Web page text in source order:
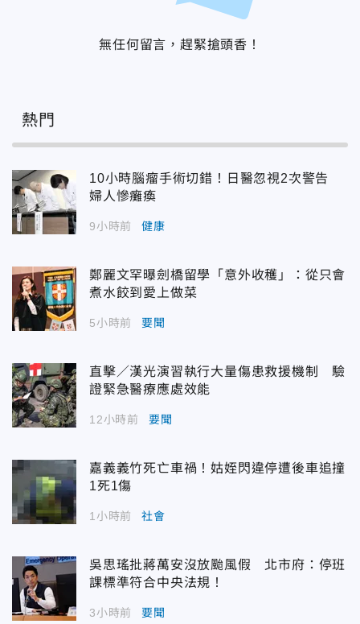
無任何留言，趕緊搶頭香！
熱門
10小時腦瘤手術切錯！日醫忽視2次警告
婦人慘癱瘓
9小時前 健康
鄭麗文罕曝劍橋留學「意外收穫」：從只會
煮水餃到愛上做菜
5小時前 要聞
直擊／漢光演習執行大量傷患救援機制 驗
證緊急醫療應處效能
12小時前 要聞
嘉義義竹死亡車禍！姑姪閃違停遭後車追撞
1死1傷
1小時前 社會
吳思瑤批蔣萬安沒放颱風假 北市府：停班
課標準符合中央法規！
3小時前 要聞